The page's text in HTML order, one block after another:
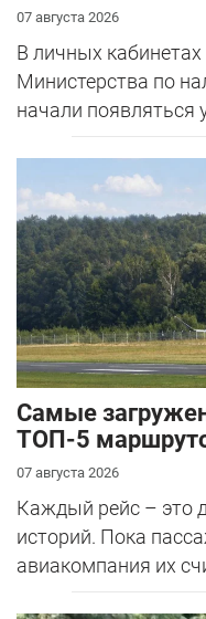
07 августа 2026
В личных
Министерства по
начали появляться
Самые
ТОП-5
07 августа 2026
Каждый рейс – это
историй. Пока
авиакомпания их